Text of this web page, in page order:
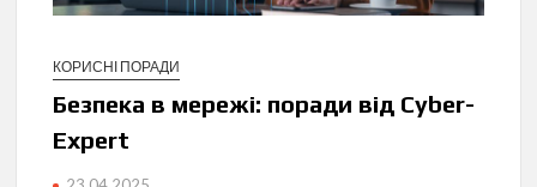
КОРИСНІ ПОРАДИ
Безпека в мережі: поради від Cyber-
Expert